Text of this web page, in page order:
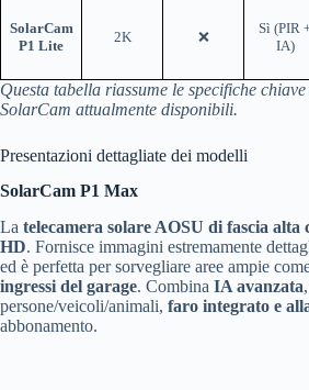
SolarCam
P1 Lite
2K ❌
Sì (PIR
IA)
Questa tabella riassume le specifiche
SolarCam attualmente disponibili.
Presentazioni dettagliate dei modelli
SolarCam P1 Max
La telecamera solare AOSU di fascia
HD. Fornisce immagini estremamente
ed è perfetta per sorvegliare aree ampie
ingressi del garage. Combina IA avanzata
persone/veicoli/animali, faro integrato e
abbonamento.